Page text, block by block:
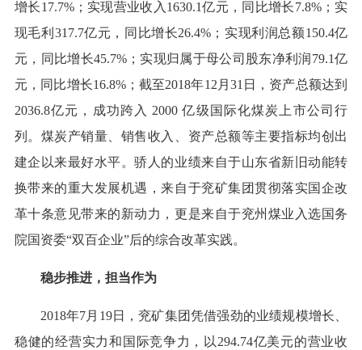
增长17.7%；实现营业收入1630.1亿元，同比增长7.8%；实
现毛利317.7亿元，同比增长26.4%；实现利润总额150.4亿
元，同比增长45.7%；实现归属于母公司股东净利润79.1亿
元，同比增长16.8%；截至2018年12月31日，资产总额达到
2036.8亿元，成功跨入 2000 亿级国际化煤炭上市公司行
列。煤炭产销量、销售收入、资产总额等主要指标均创出
建企以来最好水平。骄人的业绩来自于山东省新旧动能转
换带来的重大发展机遇，来自于兖矿集团贯彻落实国企改
革十条意见带来的新动力，更是来自于兖州煤业入选国务
院国资委“双百企业”后的综合改革实践。
稳步推进，担当作为
2018年7月19日，兖矿集团凭借强劲的业绩规模增长、
稳健的经营实力和国际竞争力，以294.74亿美元的营业收